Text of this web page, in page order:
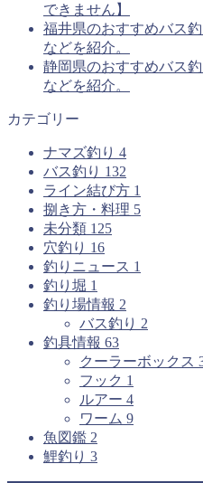
できません】
福井県のおすすめバス
などを紹介。
静岡県のおすすめバス
などを紹介。
カテゴリー
ナマズ釣り 4
バス釣り 132
ライン結び方 1
捌き方・料理 5
未分類 125
穴釣り 16
釣りニュース 1
釣り堀 1
釣り場情報 2
バス釣り 2
釣具情報 63
クーラーボックス
フック 1
ルアー 4
ワーム 9
魚図鑑 2
鯉釣り 3